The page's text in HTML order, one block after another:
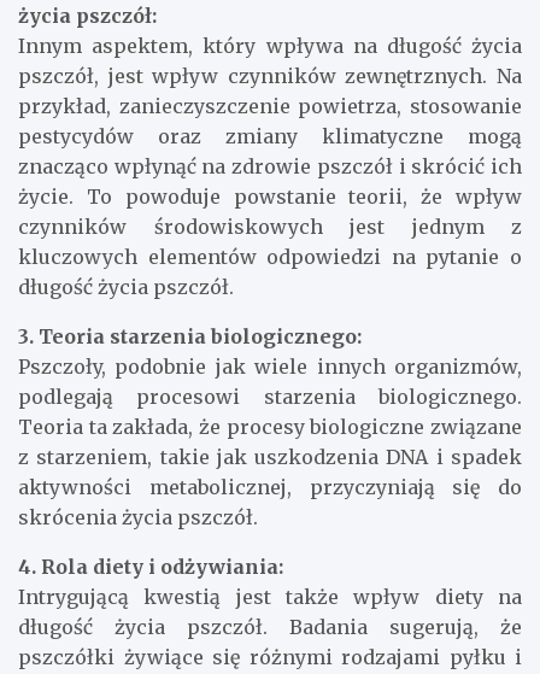
życia pszczół:
Innym aspektem, który wpływa na długość życia
pszczół, jest wpływ czynników zewnętrznych. Na
przykład, zanieczyszczenie powietrza, stosowanie
pestycydów oraz zmiany klimatyczne mogą
znacząco wpłynąć na zdrowie pszczół i skrócić ich
życie. To powoduje powstanie teorii, że wpływ
czynników środowiskowych jest jednym z
kluczowych elementów odpowiedzi na pytanie o
długość życia pszczół.
3. Teoria starzenia biologicznego:
Pszczoły, podobnie jak wiele innych organizmów,
podlegają procesowi starzenia biologicznego.
Teoria ta zakłada, że procesy biologiczne związane
z starzeniem, takie jak uszkodzenia DNA i spadek
aktywności metabolicznej, przyczyniają się do
skrócenia życia pszczół.
4. Rola diety i odżywiania:
Intrygującą kwestią jest także wpływ diety na
długość życia pszczół. Badania sugerują, że
pszczółki żywiące się różnymi rodzajami pyłku i